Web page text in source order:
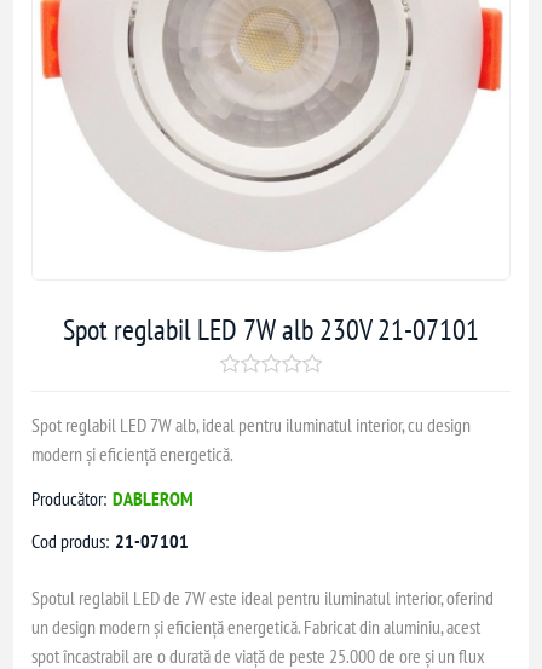
Spot reglabil LED 7W alb 230V 21-07101
Spot reglabil LED 7W alb, ideal pentru iluminatul interior, cu design
modern și eficiență energetică.
Producător: DABLEROM
Cod produs: 21-07101
Spotul reglabil LED de 7W este ideal pentru iluminatul interior, oferind
un design modern și eficiență energetică. Fabricat din aluminiu, acest
spot încastrabil are o durată de viață de peste 25.000 de ore și un flux